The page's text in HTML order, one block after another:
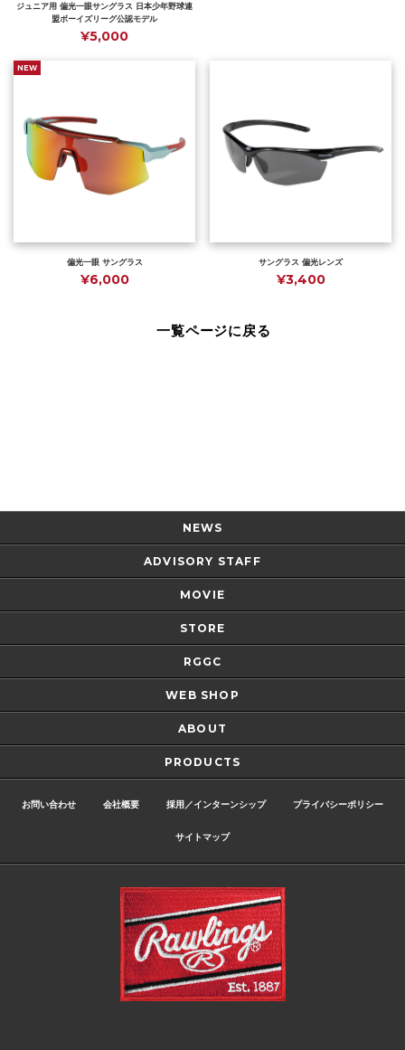
ジュニア用 偏光一眼サングラス 日本少年野球連
盟ボーイズリーグ公認モデル
¥5,000
NEW
偏光一眼 サングラス
¥6,000
サングラス 偏光レンズ
¥3,400
一覧ページに戻る
NEWS
ADVISORY STAFF
MOVIE
STORE
RGGC
WEB SHOP
ABOUT
PRODUCTS
お問い合わせ 会社概要 採用／インターンシップ プライバシーポリシー
サイトマップ